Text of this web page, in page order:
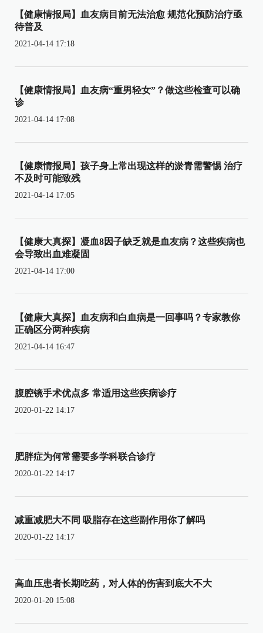
【健康情报局】血友病目前无法治愈 规范化预防治疗亟
待普及
2021-04-14 17:18
【健康情报局】血友病“重男轻女”？做这些检查可以确
诊
2021-04-14 17:08
【健康情报局】孩子身上常出现这样的淤青需警惕 治疗
不及时可能致残
2021-04-14 17:05
【健康大真探】凝血8因子缺乏就是血友病？这些疾病也
会导致出血难凝固
2021-04-14 17:00
【健康大真探】血友病和白血病是一回事吗？专家教你
正确区分两种疾病
2021-04-14 16:47
腹腔镜手术优点多 常适用这些疾病诊疗
2020-01-22 14:17
肥胖症为何常需要多学科联合诊疗
2020-01-22 14:17
减重减肥大不同 吸脂存在这些副作用你了解吗
2020-01-22 14:17
高血压患者长期吃药，对人体的伤害到底大不大
2020-01-20 15:08